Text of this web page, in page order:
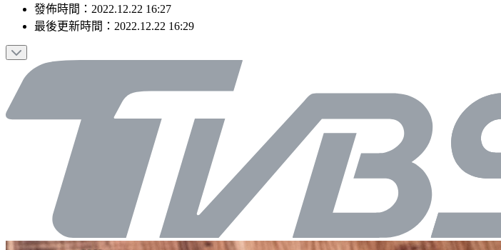
發佈時間： 2022.12.22 16:27
最後更新時間： 2022.12.22 16:29